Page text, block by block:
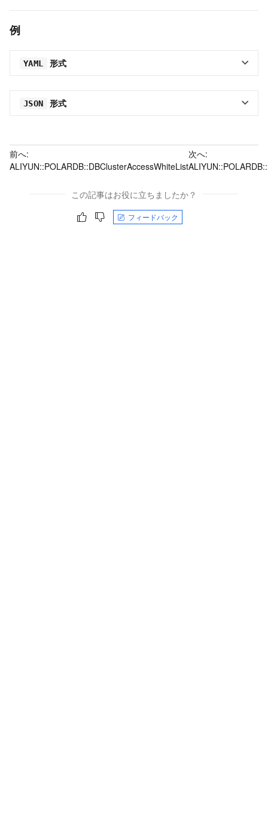
例
YAML 形式
JSON 形式
前へ:
ALIYUN::POLARDB::DBClusterAccessWhiteList
次へ:
この記事はお役に立ちましたか？
フィードバック